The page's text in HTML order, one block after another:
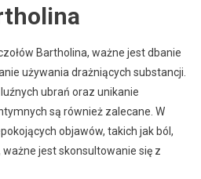
Bartholina, ważne jest dbanie
używania drażniących substancji.
ubrań oraz unikanie
są również zalecane. W
objawów, takich jak ból,
jest skonsultowanie się z